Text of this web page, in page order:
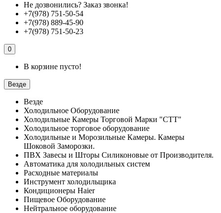
Не дозвонились? Заказ звонка!
+7(978) 751-50-54
+7(978) 889-45-90
+7(978) 751-50-23
0
В корзине пусто!
Везде
Везде
Холодильное Оборудование
Холодильные Камеры Торговой Марки "СТТ"
Холодильное торговое оборудование
Холодильные и Морозильные Камеры. Камеры
Шоковой Заморозки.
ПВХ Завесы и Шторы Силиконовые от Производителя.
Автоматика для холодильных систем
Расходные материалы
Инструмент холодильщика
Кондиционеры Haier
Пищевое Оборудование
Нейтральное оборудование